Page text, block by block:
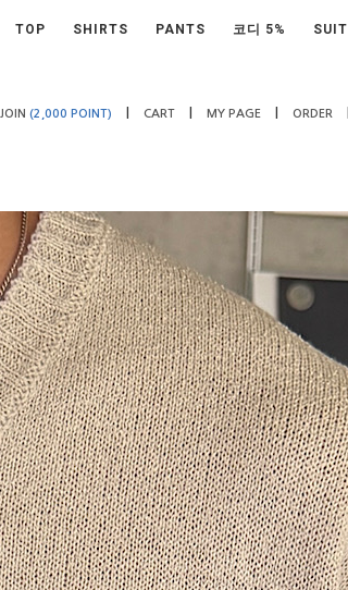
TOP SHIRTS PANTS 코디 5% SUIT
JOIN (2,000 POINT) CART MY PAGE ORDER